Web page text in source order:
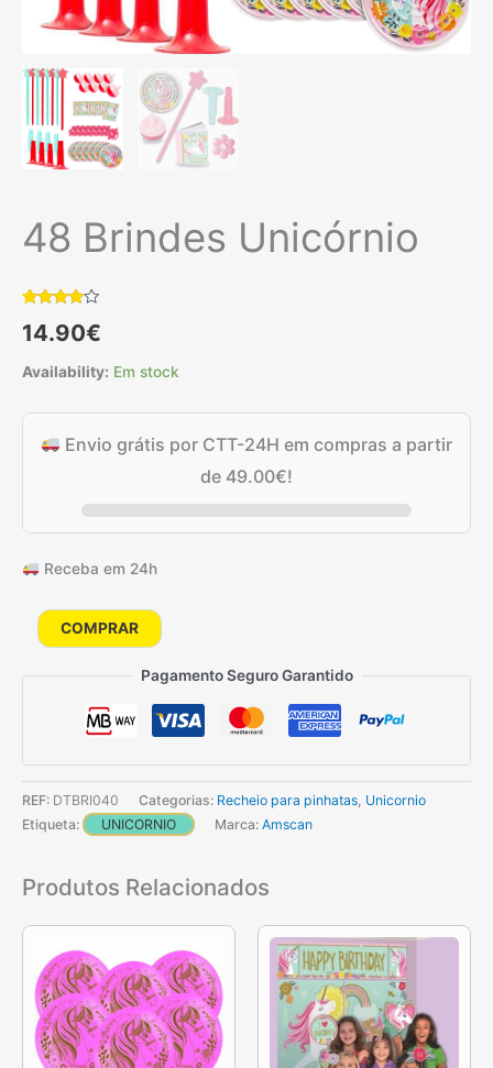
48 Brindes Unicórnio
com 3.83
em 5 com
classificações
14.90€
Availability: Em stock
Envio grátis por CTT-24H em compras a partir
de 49.00€!
Receba em 24h
Quantidade
48
Unicórnio
COMPRAR
Pagamento Seguro Garantido
REF: DTBRI040 Categorias: Recheio para pinhatas, Unicornio
Etiqueta:
UNICORNIO Marca: Amscan
Produtos Relacionados